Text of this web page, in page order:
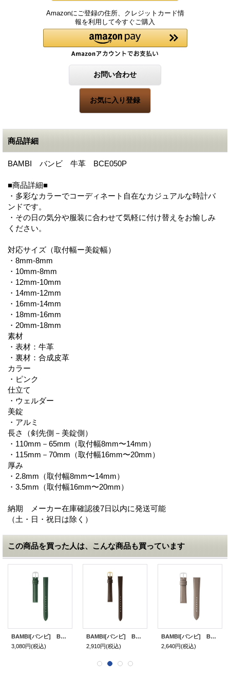
Amazonにご登録の住所、クレジットカード情
報を利用して今すぐご購入
商品詳細
BAMBI バンビ 牛革 BCE050P
■商品詳細■
・多彩なカラーでコーディネート自在なカジュアルな時計バ
ンドです。
・その日の気分や服装に合わせて気軽に付け替えをお愉しみ
ください。
対応サイズ（取付幅ー美錠幅）
・8mm-8mm
・10mm-8mm
・12mm-10mm
・14mm-12mm
・16mm-14mm
・18mm-16mm
・20mm-18mm
素材
・表材：牛革
・裏材：合成皮革
カラー
・ピンク
仕立て
・ウェルダー
美錠
・アルミ
長さ（剣先側－美錠側）
・110mm－65mm（取付幅8mm〜14mm）
・115mm－70mm（取付幅16mm〜20mm）
厚み
・2.8mm（取付幅8mm〜14mm）
・3.5mm（取付幅16mm〜20mm）
納期 メーカー在庫確認後7日以内に発送可能
（土・日・祝日は除く）
この商品を買った人は、こんな商品も買っています
BAMBI[バンビ] BAMBI バンビ 牛革 BCE610M 「腕時計交換ベルト」
3,080円(税込)
BAMBI[バンビ] BAMBI バンビ 牛革 BCE745B 「腕時計交換ベルト」
2,910円(税込)
BAMBI[バンビ] BAMBI バンビ 牛革 BCE050G 「腕時計交換ベルト」
2,640円(税込)